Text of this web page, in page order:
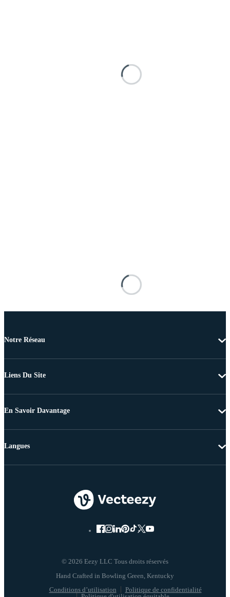
Notre Réseau
Liens Du Site
En Savoir Davantage
© 2026 Eezy LLC Tous droits réservés
Conditions d’utilisation
Politique de confidentialité
Langues